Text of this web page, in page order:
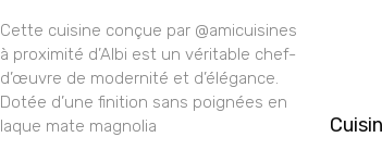
Cette cuisine conçue par @amicuisines
à proximité d’Albi est un véritable chef-
d’œuvre de modernité et d’élégance.
Dotée d’une finition sans poignées en
laque mate magnolia